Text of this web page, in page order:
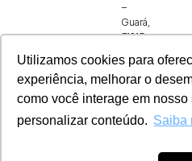
Utilizamos cookies para
experiência, melhorar o
como você interage em nosso
personalizar conteúdo. Saiba
–
Guará,
71215-